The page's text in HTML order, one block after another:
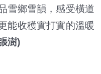
雪鄉雪韻，感受橫道
能收穫實打實的溫暖
澍)